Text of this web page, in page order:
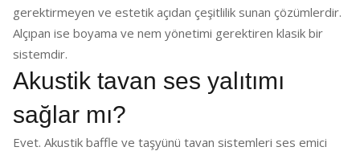
gerektirmeyen ve estetik açıdan çeşitlilik sunan çözümlerdir.
Alçıpan ise boyama ve nem yönetimi gerektiren klasik bir
sistemdir.
Akustik tavan ses yalıtımı
sağlar mı?
Evet. Akustik baffle ve taşyünü tavan sistemleri ses emici